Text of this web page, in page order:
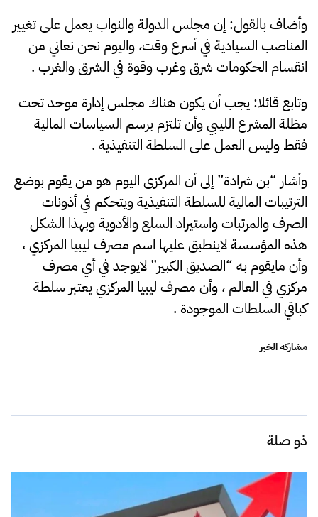
وأضاف بالقول: إن مجلس الدولة والنواب يعمل على تغيير
المناصب السيادية في أسرع وقت، واليوم نحن نعاني من
انقسام الحكومات شرق وغرب وقوة في الشرق والغرب .
وتابع قائلا: يجب أن يكون هناك مجلس إدارة موحد تحت
مظلة المشرع الليبي وأن تلتزم برسم السياسات المالية
فقط وليس العمل على السلطة التنفيذية .
وأشار “بن شرادة” إلى أن المركزى اليوم هو من يقوم بوضع
الترتيبات المالية للسلطة التنفيذية ويتحكم في أذونات
الصرف والمرتبات واستيراد السلع والأدوية وبهذا الشكل
هذه المؤسسة لاينطبق عليها اسم مصرف ليبيا المركزي ،
وأن مايقوم به “الصديق الكبير” لايوجد في أي مصرف
مركزي في العالم ، وأن مصرف ليبيا المركزي يعتبر سلطة
كباقي السلطات الموجودة .
مشاركة الخبر
ذو صلة